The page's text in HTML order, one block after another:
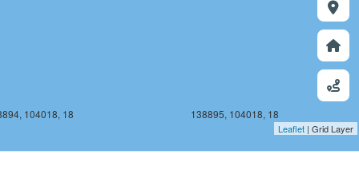
104018, 18 138895, 104018, 18
Leaflet | Grid Layer